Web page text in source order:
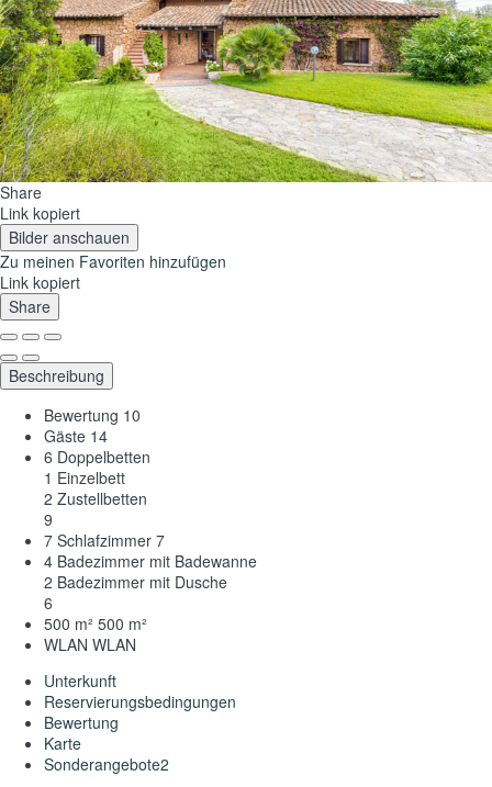
Share
Link kopiert
Bilder anschauen
Zu meinen Favoriten hinzufügen
Link kopiert
Share
Beschreibung
Bewertung 10
Gäste 14
6 Doppelbetten
1 Einzelbett
2 Zustellbetten
9
7 Schlafzimmer 7
4 Badezimmer mit Badewanne
2 Badezimmer mit Dusche
6
500 m² 500 m²
WLAN WLAN
Unterkunft
Reservierungsbedingungen
Bewertung
Karte
Sonderangebote2